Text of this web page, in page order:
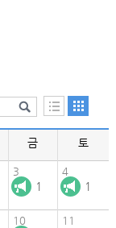
금 토
3
1
4
1
10 11